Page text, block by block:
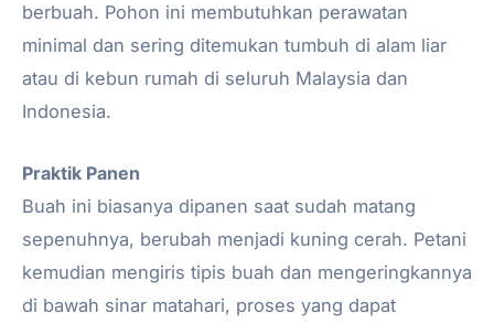
berbuah. Pohon ini membutuhkan perawatan
minimal dan sering ditemukan tumbuh di alam liar
atau di kebun rumah di seluruh Malaysia dan
Indonesia.
Praktik Panen
Buah ini biasanya dipanen saat sudah matang
sepenuhnya, berubah menjadi kuning cerah. Petani
kemudian mengiris tipis buah dan mengeringkannya
di bawah sinar matahari, proses yang dapat